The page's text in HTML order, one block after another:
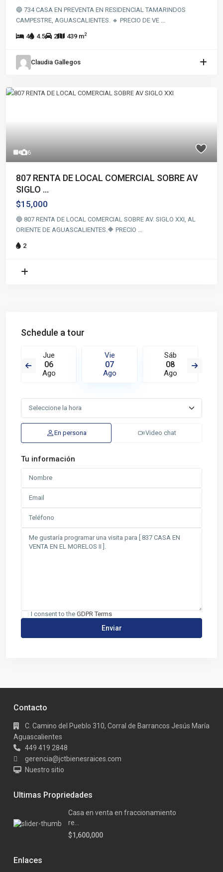
🔵 734 CASA EN PREVENTA EN RESIDENCIAL TAMARINDOS
CAMPESTRE, AGUASCALIENTES. 🔸 PRECIO DE VE
4 4.5 2 439 m2
Claudia Gallegos
6
807 RENTA DE LOCAL COMERCIAL SOBRE AV
SIGLO ...
$15,000
🔵 807 RENTA DE LOCAL COMERCIAL SOBRE AV. SIGLO XXI, AL
ORIENTE DE AGUASCALIENTES.🔶 PRECIO
2
Schedule a tour
Jue
06
Ago
Vie
07
Ago
Sáb
08
Ago
En persona Video chat
Tu información
I consent to the GDPR Terms
Contacto
C. Camino del Pueblo 310, Corral de Barrancos Jesús María
Aguascalientes
449 419 2848
gerencia@jctbienesraices.com
Nuestro sitio
Ultimas Propriedades
Casa en venta en fraccionamiento
re...
$1,600,000
Enlaces